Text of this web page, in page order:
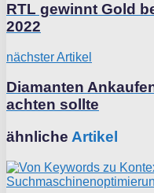
RTL gewinnt Gold
2022
nächster Artikel
Diamanten
achten sollte
ähnliche Artikel